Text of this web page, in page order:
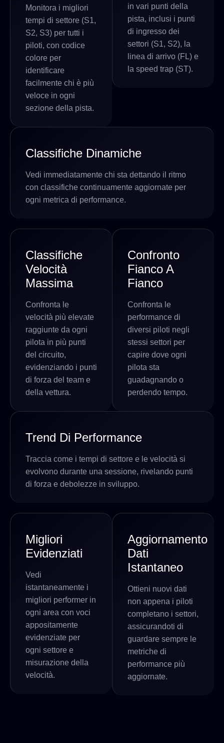
Monitora i migliori
tempi di settore (S1,
S2, S3) per tutti i
piloti, con codice
colore per
identificare
facilmente chi è più
veloce in ogni
sezione della pista.
in vari punti della
pista, inclusi i punti
di ingresso dei
settori (S1, S2), la
linea di arrivo (FL) e
la speed trap (ST).
Classifiche Dinamiche
Vedi immediatamente chi sta dettando il ritmo
con classifiche continuamente aggiornate per
ogni metrica di performance.
Classifiche
Velocità
Massima
Confronta le
velocità più elevate
raggiunte da ogni
pilota in più punti
del circuito,
evidenziando i punti
di forza del team e
della vettura.
Confronto
Fianco A
Fianco
Confronta le
performance di
diversi piloti negli
stessi settori per
capire dove ogni
pilota sta
guadagnando o
perdendo tempo.
Trend Di Performance
Traccia come i tempi di settore e le velocità si
evolvono durante una sessione, rivelando punti
di forza e debolezze in sviluppo.
Migliori
Evidenziati
Vedi
istantaneamente i
migliori performer in
ogni area con voci
appositamente
evidenziate per
ogni settore e
misurazione della
velocità.
Aggiornamento
Dati
Istantaneo
Ottieni nuovi dati
non appena i piloti
completano i settori,
assicurandoti di
guardare sempre le
metriche di
performance più
aggiornate.